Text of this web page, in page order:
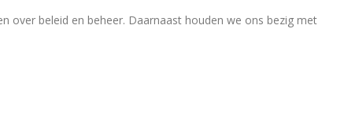
over beleid en beheer. Daarnaast houden we ons bezig met